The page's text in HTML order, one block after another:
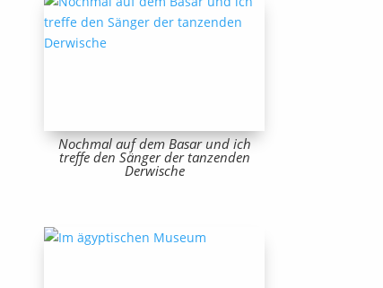
Nochmal auf dem Basar und ich
treffe den Sänger der tanzenden
Derwische